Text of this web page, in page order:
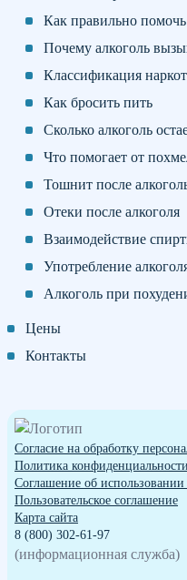
Как правильно
Почему алкоголь
Классификация
Как бросить пить
Сколько алкоголь
Что помогает от
Тошнит после
Отеки после алкоголя
Взаимодействие
Употребление
Алкоголь при
Цены
Контакты
Согласие на обработку
Политика
Cоглашение об
Пользовательское соглашение
Карта сайта
8 (800) 302-61-97
(информационная служба)